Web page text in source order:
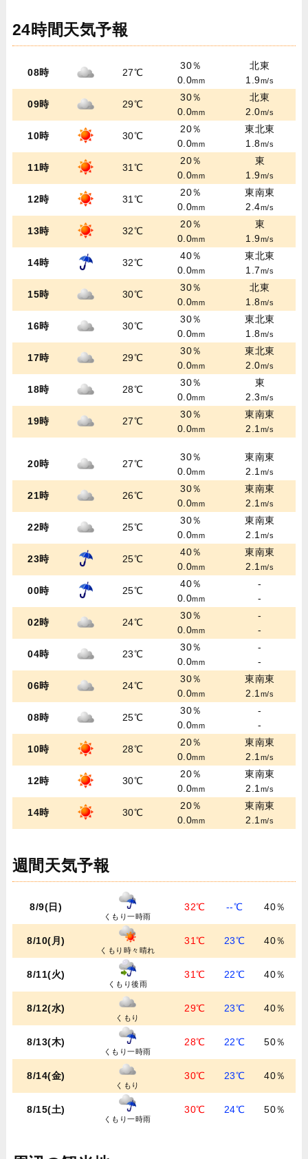
24時間天気予報
08時 27℃
30％
0.0mm
北東
1.9m/s
09時 29℃
30％
0.0mm
北東
2.0m/s
10時 30℃
20％
0.0mm
東北東
1.8m/s
11時 31℃
20％
0.0mm
東
1.9m/s
12時 31℃
20％
0.0mm
東南東
2.4m/s
13時 32℃
20％
0.0mm
東
1.9m/s
14時 32℃
40％
0.0mm
東北東
1.7m/s
15時 30℃
30％
0.0mm
北東
1.8m/s
16時 30℃
30％
0.0mm
東北東
1.8m/s
17時 29℃
30％
0.0mm
東北東
2.0m/s
18時 28℃
30％
0.0mm
東
2.3m/s
19時 27℃
30％
0.0mm
東南東
2.1m/s
20時 27℃
30％
0.0mm
東南東
2.1m/s
21時 26℃
30％
0.0mm
東南東
2.1m/s
22時 25℃
30％
0.0mm
東南東
2.1m/s
23時 25℃
40％
0.0mm
東南東
2.1m/s
00時 25℃
40％
0.0mm
-
-
02時 24℃
30％
0.0mm
-
-
04時 23℃
30％
0.0mm
-
-
06時 24℃
30％
0.0mm
東南東
2.1m/s
08時 25℃
30％
0.0mm
-
-
10時 28℃
20％
0.0mm
東南東
2.1m/s
12時 30℃
20％
0.0mm
東南東
2.1m/s
14時 30℃
20％
0.0mm
東南東
2.1m/s
週間天気予報
8/9(日)
くもり一時雨
32℃ --℃ 40％
8/10(月)
くもり時々晴れ
31℃ 23℃ 40％
8/11(火)
くもり後雨
31℃ 22℃ 40％
8/12(水)
くもり
29℃ 23℃ 40％
8/13(木)
くもり一時雨
28℃ 22℃ 50％
8/14(金)
くもり
30℃ 23℃ 40％
8/15(土)
くもり一時雨
30℃ 24℃ 50％